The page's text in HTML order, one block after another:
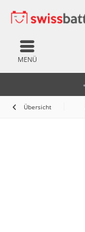
MENÜ
Übersicht